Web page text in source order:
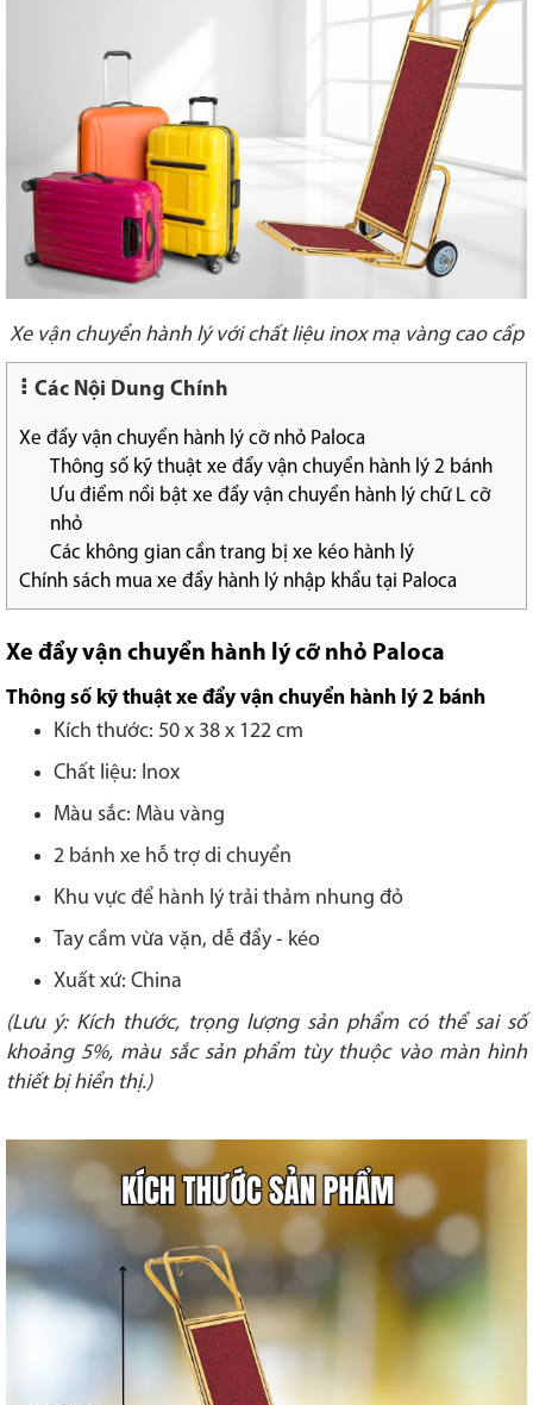
Xe vận chuyển hành lý với chất liệu inox mạ vàng cao cấp
Các Nội Dung Chính
Xe đẩy vận chuyển hành lý cỡ nhỏ Paloca
Thông số kỹ thuật xe đẩy vận chuyển hành lý 2 bánh
Ưu điểm nổi bật xe đẩy vận chuyển hành lý chữ L cỡ
nhỏ
Các không gian cần trang bị xe kéo hành lý
Chính sách mua xe đẩy hành lý nhập khẩu tại Paloca
Xe đẩy vận chuyển hành lý cỡ nhỏ Paloca
Thông số kỹ thuật xe đẩy vận chuyển hành lý 2 bánh
Kích thước: 50 x 38 x 122 cm
Chất liệu: Inox
Màu sắc: Màu vàng
2 bánh xe hỗ trợ di chuyển
Khu vực để hành lý trải thảm nhung đỏ
Tay cầm vừa vặn, dễ đẩy - kéo
Xuất xứ: China
(Lưu ý: Kích thước, trọng lượng sản phẩm có thể sai số
khoảng 5%, màu sắc sản phẩm tùy thuộc vào màn hình
thiết bị hiển thị.)